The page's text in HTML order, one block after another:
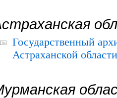
Государственный
Астраханской